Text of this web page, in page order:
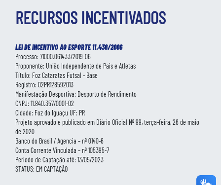
RECURSOS INCENTIVADOS
LEI DE INCENTIVO AO ESPORTE 11.438/2006
Processo: 71000.061433/2019-06
Proponente: União Independente de Pais e Atletas
Título: Foz Cataratas Futsal - Base
Registro: 02PR128592013
Manifestação Desportiva: Desporto de Rendimento
CNPJ: 11.840.357/0001-02
Cidade: Foz do Iguaçu UF: PR
Projeto aprovado e publicado em Diário Oficial Nº 99, terça-feira, 26 de maio
de 2020
Banco do Brasil / Agencia – nº 0140-6
Conta Corrente Vinculada – nº 105395-7
Período de Captação até: 13/05/2023
STATUS: EM CAPTAÇÃO